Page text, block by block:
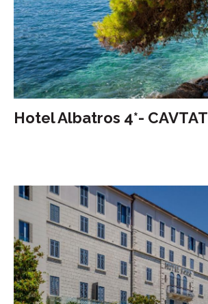
Hotel Albatros 4*- CAVTAT